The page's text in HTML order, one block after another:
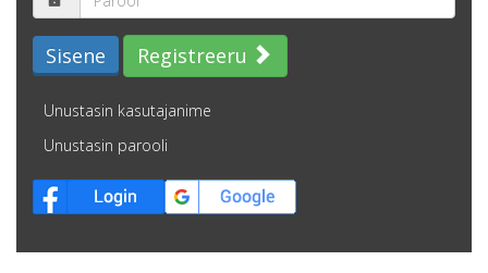
Sisene Registreeru
Unustasin kasutajanime
Unustasin parooli